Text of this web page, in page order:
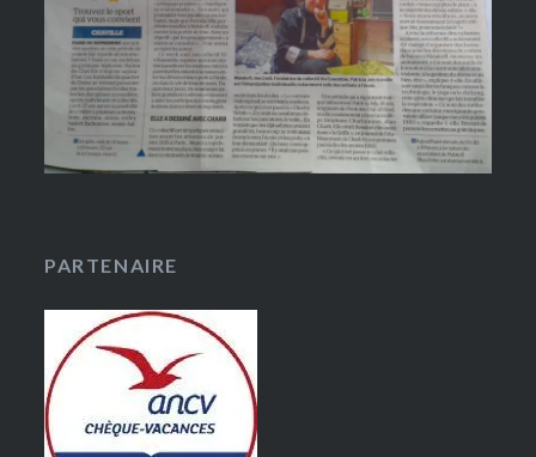
PARTENAIRE